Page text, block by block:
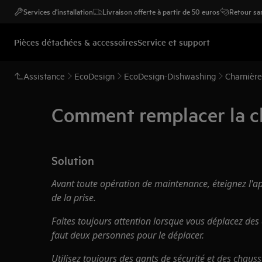
Services d'installation Livraison offerte à partir de 50 euros Retour
Pièces détachées & accessoiresService et support
Assistance EcoDesign EcoDesign-Dishwashing
Comment remplacer la
Solution
Avant toute opération de maintenance, éteignez
de la prise.
Faites toujours attention lorsque vous déplacez
faut deux personnes pour le déplacer.
Utilisez toujours des gants de sécurité et des